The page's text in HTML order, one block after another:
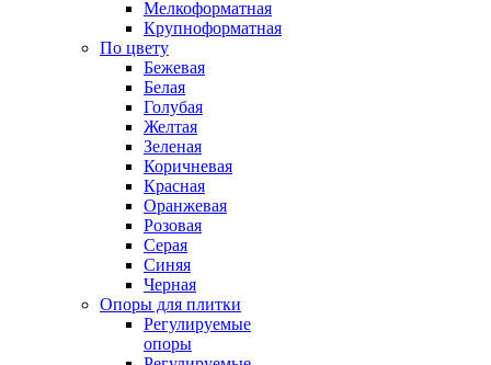
Мелкоформатная
Крупноформатная
По цвету
Бежевая
Белая
Голубая
Желтая
Зеленая
Коричневая
Красная
Оранжевая
Розовая
Серая
Синяя
Черная
Опоры для плитки
Регулируемые
опоры